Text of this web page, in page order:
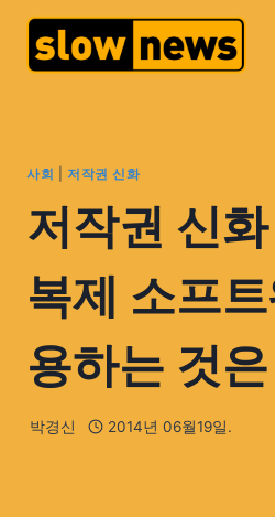
사회 저작권 신화
저작권 신
복제 소프
용하는 것
박경신 2014년 06월19일.